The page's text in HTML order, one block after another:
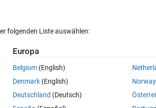
In
language. In particular I'm modelnig a
folgenden Liste auswählen:
Europa
Belgium (English)
Denmark (English)
Deutschland (Deutsch)
Norway